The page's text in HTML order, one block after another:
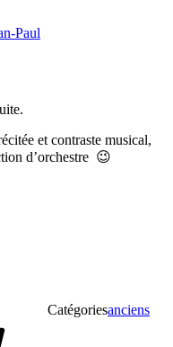
Paul
et contraste musical,
d’orchestre 😉
Catégoriesanciens